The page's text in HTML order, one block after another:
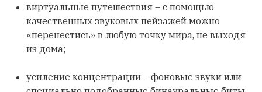
виртуальные путешествия – с помощью
качественных звуковых пейзажей можно
«перенестись» в любую точку мира, не выходя
из дома;
усиление концентрации – фоновые звуки или